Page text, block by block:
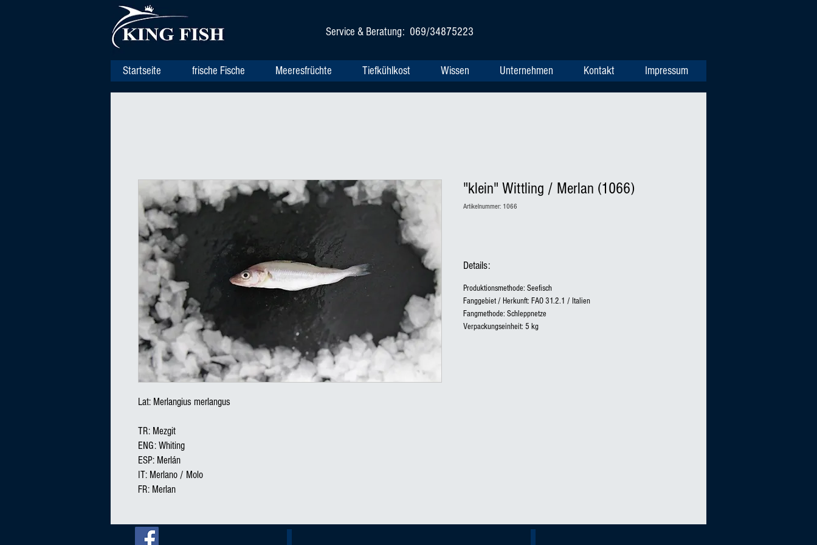
Startseite frische Fische Meeresfrüchte Tiefkühlkost Wissen Unternehmen Kontakt Impressum
Service & Beratung: 069/34875223
Lat: Merlangius merlangus
TR: Mezgit
ENG: Whiting
ESP: Merlán
IT: Merlano / Molo
FR: Merlan
"klein" Wittling / Merlan (1066)
Artikelnummer: 1066
Details:
Produktionsmethode: Seefisch
Fanggebiet / Herkunft: FAO 31.2.1 / Italien
Fangmethode: Schleppnetze
Verpackungseinheit: 5 kg